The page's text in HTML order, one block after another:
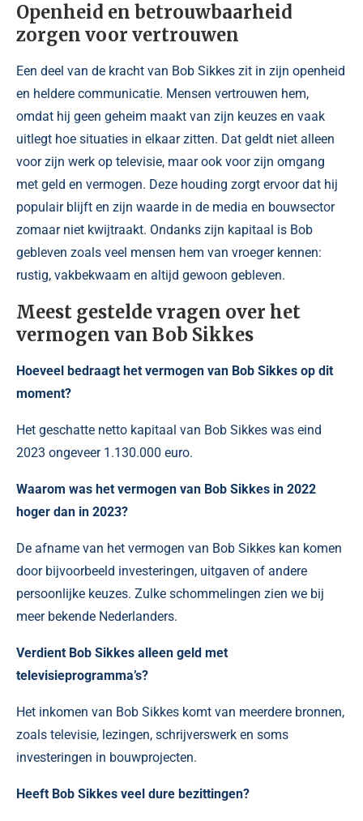
Openheid en betrouwbaarheid
zorgen voor vertrouwen
Een deel van de kracht van Bob Sikkes zit in zijn openheid
en heldere communicatie. Mensen vertrouwen hem,
omdat hij geen geheim maakt van zijn keuzes en vaak
uitlegt hoe situaties in elkaar zitten. Dat geldt niet alleen
voor zijn werk op televisie, maar ook voor zijn omgang
met geld en vermogen. Deze houding zorgt ervoor dat hij
populair blijft en zijn waarde in de media en bouwsector
zomaar niet kwijtraakt. Ondanks zijn kapitaal is Bob
gebleven zoals veel mensen hem van vroeger kennen:
rustig, vakbekwaam en altijd gewoon gebleven.
Meest gestelde vragen over het
vermogen van Bob Sikkes
Hoeveel bedraagt het vermogen van Bob Sikkes op dit
moment?
Het geschatte netto kapitaal van Bob Sikkes was eind
2023 ongeveer 1.130.000 euro.
Waarom was het vermogen van Bob Sikkes in 2022
hoger dan in 2023?
De afname van het vermogen van Bob Sikkes kan komen
door bijvoorbeeld investeringen, uitgaven of andere
persoonlijke keuzes. Zulke schommelingen zien we bij
meer bekende Nederlanders.
Verdient Bob Sikkes alleen geld met
televisieprogramma’s?
Het inkomen van Bob Sikkes komt van meerdere bronnen,
zoals televisie, lezingen, schrijverswerk en soms
investeringen in bouwprojecten.
Heeft Bob Sikkes veel dure bezittingen?